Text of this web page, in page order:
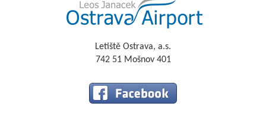
Letiště Ostrava, a.s.
742 51 Mošnov 401